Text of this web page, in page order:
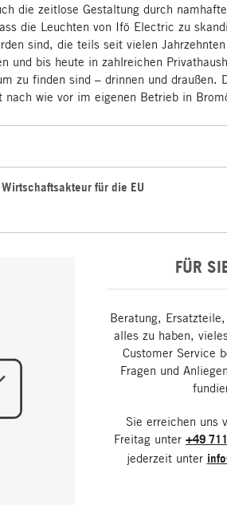
die zeitlose Gestaltung durch
die Leuchten von Ifö Electric zu
sind, die teils seit vielen
und bis heute in zahlreichen
zu finden sind – drinnen und draußen.
nach wie vor im eigenen Betrieb in
für die EU
FÜR
Beratung,
alles zu haben,
Customer Service
Fragen und
Sie erreichen uns
Freitag unter +49
jederzeit unter